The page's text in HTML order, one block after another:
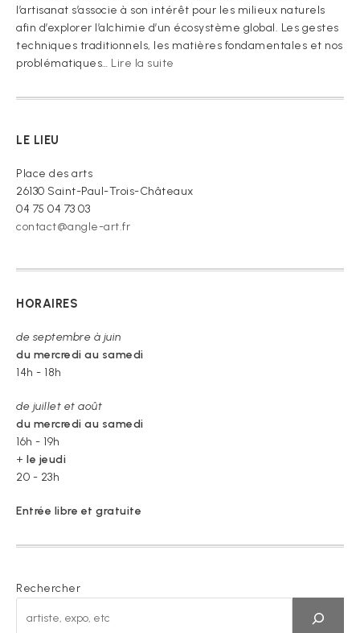
l’artisanat s’associe à son intérêt pour les milieux naturels
afin d’explorer l’alchimie d’un écosystème global. Les gestes
techniques traditionnels, les matières fondamentales et nos
problématiques… Lire la suite
vous
LE LIEU
Place des arts
26130 Saint-Paul-Trois-Châteaux
04 75 04 73 03
contact@angle-art.fr
HORAIRES
de septembre à juin
du mercredi au samedi
14h - 18h
de juillet et août
du mercredi au samedi
16h - 19h
+ le jeudi
20 - 23h
Entrée libre et gratuite
Rechercher